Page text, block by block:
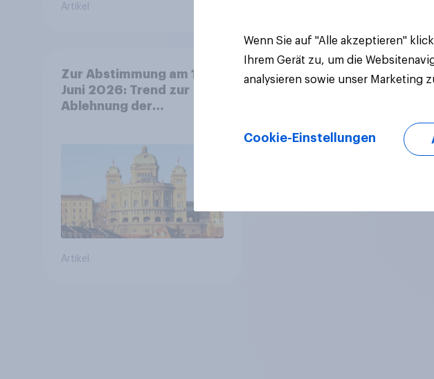
Artikel
Zur Abstimmung am 14.
Juni 2026: Trend zur
Ablehnung der
für Annahme des
Zivildienstgesetz sinken
Artikel
Wenn Sie auf "Alle akzeptieren"
Ihrem Gerät zu, um die
analysieren sowie unser Marketing
Cookie-Einstellungen